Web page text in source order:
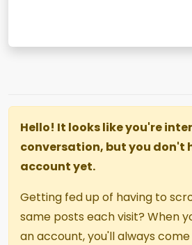
Hello! It looks like you're
conversation, but you don't
account yet.
Getting fed up of having to
same posts each visit? When
an account, you'll always